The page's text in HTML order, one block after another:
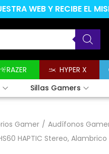
WEB Y RECIBE EL
RAZER HYPER X
Sillas Gamers
Gamer / Audífonos
HAPTIC Stereo, Alambrico